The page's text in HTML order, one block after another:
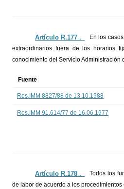
Artículo R.177 ._
En los
extraordinarios fuera de los horarios
conocimiento del Servicio Administración
Fuente
Res.IMM 8827/88 de 13.10.1988
Res.IMM 91.614/77 de 16.06.1977
Artículo R.178 ._
Todos los
de labor de acuerdo a los